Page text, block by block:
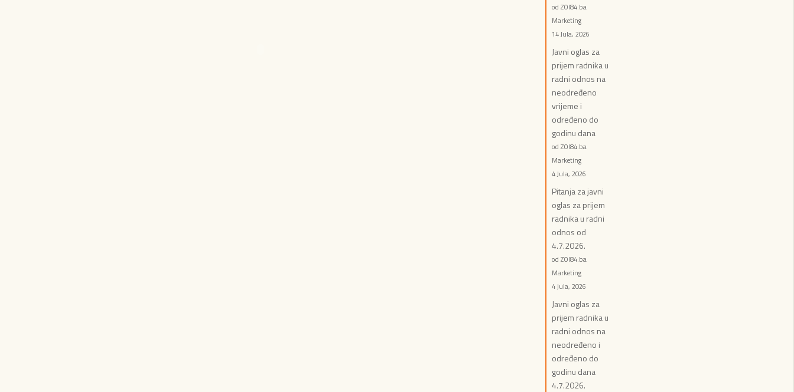
od ZOI84.ba
Marketing
14 Jula, 2026
Javni oglas za
prijem radnika u
radni odnos na
neodređeno
vrijeme i
određeno do
godinu dana
od ZOI84.ba
Marketing
4 Jula, 2026
Pitanja za javni
oglas za prijem
radnika u radni
odnos od
4.7.2026.
od ZOI84.ba
Marketing
4 Jula, 2026
Javni oglas za
prijem radnika u
radni odnos na
neodređeno i
određeno do
godinu dana
4.7.2026.